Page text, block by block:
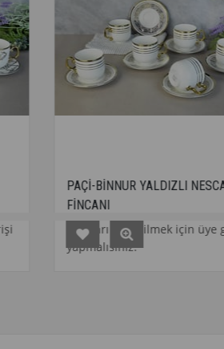
PAÇİ-BİNNUR YALDIZLI NESCAFE
Fiyatları görebilmek için üye girişi
yapmalısınız.